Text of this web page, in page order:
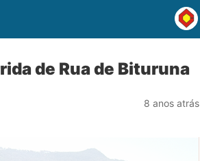
de Rua de Bituruna
8 anos atrás